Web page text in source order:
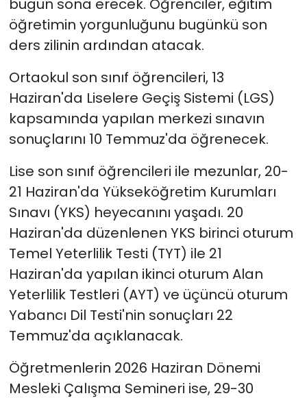
bugün sona erecek. Öğrenciler, eğitim
öğretimin yorgunluğunu bugünkü son
ders zilinin ardından atacak.
Ortaokul son sınıf öğrencileri, 13
Haziran'da Liselere Geçiş Sistemi (LGS)
kapsamında yapılan merkezi sınavın
sonuçlarını 10 Temmuz'da öğrenecek.
Lise son sınıf öğrencileri ile mezunlar, 20-
21 Haziran'da Yükseköğretim Kurumları
Sınavı (YKS) heyecanını yaşadı. 20
Haziran'da düzenlenen YKS birinci oturum
Temel Yeterlilik Testi (TYT) ile 21
Haziran'da yapılan ikinci oturum Alan
Yeterlilik Testleri (AYT) ve üçüncü oturum
Yabancı Dil Testi'nin sonuçları 22
Temmuz'da açıklanacak.
Öğretmenlerin 2026 Haziran Dönemi
Mesleki Çalışma Semineri ise, 29-30